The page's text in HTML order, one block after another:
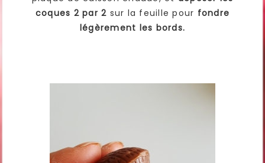
coques 2 par 2 sur la feuille pour fondre
légèrement les bords.